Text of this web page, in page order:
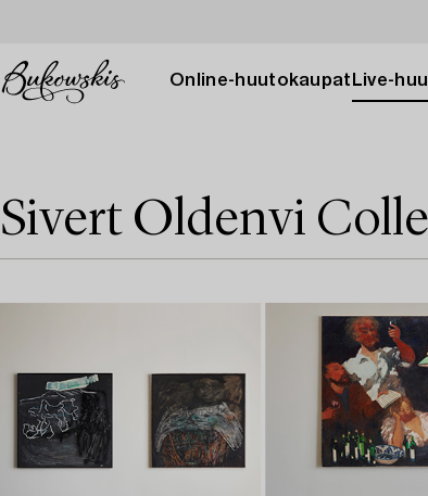
Online-huutokaupat Live-
Sivert Oldenvi